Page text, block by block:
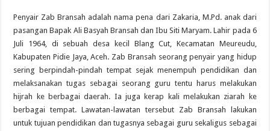
Penyair Zab Bransah adalah nama pena dari Zakaria, M.Pd. anak dari
pasangan Bapak Ali Basyah Bransah dan Ibu Siti Maryam. Lahir pada 6
Juli 1964, di sebuah desa kecil Blang Cut, Kecamatan Meureudu,
Kabupaten Pidie Jaya, Aceh. Zab Bransah seorang penyair yang hidup
sering berpindah-pindah tempat sejak menempuh pendidikan dan
melaksanakan tugas sebagai seorang guru tentu harus melakukan
hijrah ke berbagai daerah. Ia juga kerap kali melakukan ziarah ke
berbagai tempat. Lawatan-lawatan tersebut Zab Bransah lakukan
untuk tujuan pendidikan dan tugasnya sebagai guru sekaligus sebagai